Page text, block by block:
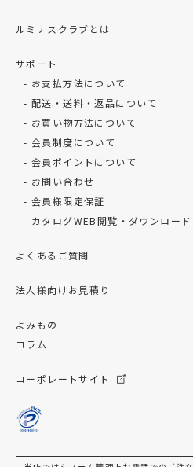
ルミナスクラブとは
サポート
お支払方法について
配送・送料・返品について
お買い物方法について
会員制度について
会員ポイントについて
お問い合わせ
会員様限定保証
カタログWEB閲覧・ダウンロード
よくあるご質問
法人様向けお見積り
よみもの
コラム
コーポレートサイト